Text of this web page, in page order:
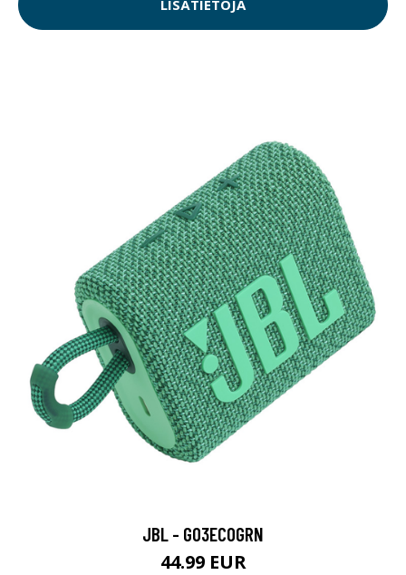
LISÄTIETOJA
JBL - GO3ECOGRN
44.99 EUR